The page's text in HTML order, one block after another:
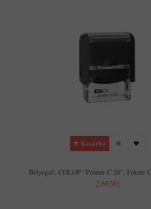
Kosárba
Bélyegző, COLOP "Printer C 20", Fekete
2,693Ft